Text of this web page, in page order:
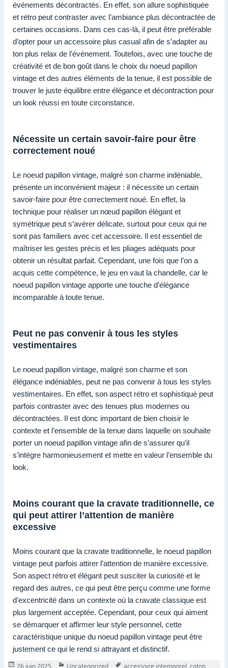
événements décontractés. En effet, son allure sophistiquée
et rétro peut contraster avec l’ambiance plus décontractée de
certaines occasions. Dans ces cas-là, il peut être préférable
d’opter pour un accessoire plus casual afin de s’adapter au
ton plus relax de l’événement. Toutefois, avec une touche de
créativité et de bon goût dans le choix du noeud papillon
vintage et des autres éléments de la tenue, il est possible de
trouver le juste équilibre entre élégance et décontraction pour
un look réussi en toute circonstance.
Nécessite un certain savoir-faire pour être
correctement noué
Le noeud papillon vintage, malgré son charme indéniable,
présente un inconvénient majeur : il nécessite un certain
savoir-faire pour être correctement noué. En effet, la
technique pour réaliser un nœud papillon élégant et
symétrique peut s’avérer délicate, surtout pour ceux qui ne
sont pas familiers avec cet accessoire. Il est essentiel de
maîtriser les gestes précis et les pliages adéquats pour
obtenir un résultat parfait. Cependant, une fois que l’on a
acquis cette compétence, le jeu en vaut la chandelle, car le
noeud papillon vintage apporte une touche d’élégance
incomparable à toute tenue.
Peut ne pas convenir à tous les styles
vestimentaires
Le noeud papillon vintage, malgré son charme et son
élégance indéniables, peut ne pas convenir à tous les styles
vestimentaires. En effet, son aspect rétro et sophistiqué peut
parfois contraster avec des tenues plus modernes ou
décontractées. Il est donc important de bien choisir le
contexte et l’ensemble de la tenue dans laquelle on souhaite
porter un noeud papillon vintage afin de s’assurer qu’il
s’intègre harmonieusement et mette en valeur l’ensemble du
look.
Moins courant que la cravate traditionnelle, ce
qui peut attirer l’attention de manière
excessive
Moins courant que la cravate traditionnelle, le noeud papillon
vintage peut parfois attirer l’attention de manière excessive.
Son aspect rétro et élégant peut susciter la curiosité et le
regard des autres, ce qui peut être perçu comme une forme
d’excentricité dans un contexte où la cravate classique est
plus largement acceptée. Cependant, pour ceux qui aiment
se démarquer et affirmer leur style personnel, cette
caractéristique unique du noeud papillon vintage peut être
justement ce qui le rend si attrayant et distinctif.
Publié
Catégories Tags